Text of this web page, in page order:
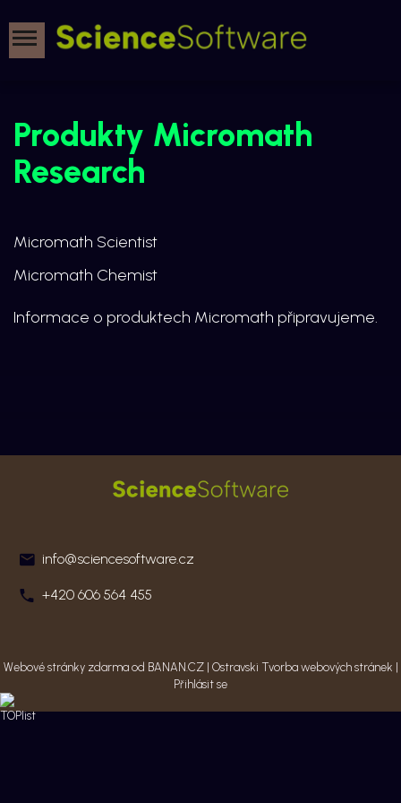
Produkty Micromath
Research
Micromath Scientist
Micromath Chemist
Informace o produktech Micromath připravujeme.
info@sciencesoftware.cz
+420 606 564 455
Webové stránky zdarmaod BANAN.CZ| Ostravski Tvorba webových stránek
Přihlásit se